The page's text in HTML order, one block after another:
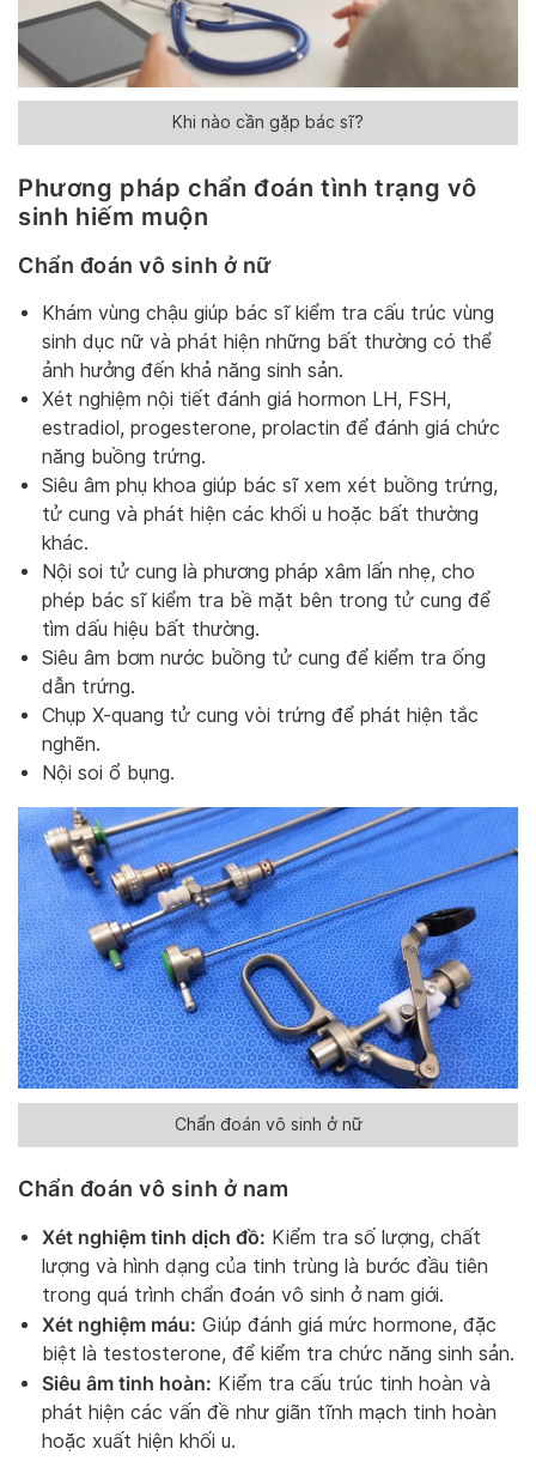
Khi nào cần gặp bác sĩ?
Phương pháp chẩn đoán tình trạng vô
sinh hiếm muộn
Chẩn đoán vô sinh ở nữ
Khám vùng chậu giúp bác sĩ kiểm tra cấu trúc vùng
sinh dục nữ và phát hiện những bất thường có thể
ảnh hưởng đến khả năng sinh sản.
Xét nghiệm nội tiết đánh giá hormon LH, FSH,
estradiol, progesterone, prolactin để đánh giá chức
năng buồng trứng.
Siêu âm phụ khoa giúp bác sĩ xem xét buồng trứng,
tử cung và phát hiện các khối u hoặc bất thường
khác.
Nội soi tử cung là phương pháp xâm lấn nhẹ, cho
phép bác sĩ kiểm tra bề mặt bên trong tử cung để
tìm dấu hiệu bất thường.
Siêu âm bơm nước buồng tử cung để kiểm tra ống
dẫn trứng.
Chụp X-quang tử cung vòi trứng để phát hiện tắc
nghẽn.
Nội soi ổ bụng.
Chẩn đoán vô sinh ở nữ
Chẩn đoán vô sinh ở nam
Xét nghiệm tinh dịch đồ: Kiểm tra số lượng, chất
lượng và hình dạng của tinh trùng là bước đầu tiên
trong quá trình chẩn đoán vô sinh ở nam giới.
Xét nghiệm máu: Giúp đánh giá mức hormone, đặc
biệt là testosterone, để kiểm tra chức năng sinh sản.
Siêu âm tinh hoàn: Kiểm tra cấu trúc tinh hoàn và
phát hiện các vấn đề như giãn tĩnh mạch tinh hoàn
hoặc xuất hiện khối u.